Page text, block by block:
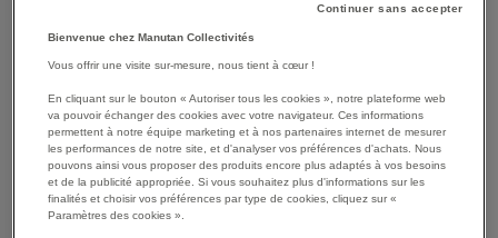
38,70 € TTC
AJOUTER
AUX
FAVORIS
VOIR
195,75 €
AJOUTER
AUX
VOIR
Continuer sans accepter
Bienvenue chez Manutan Collectivités
Vous offrir une visite sur-mesure, nous tient à cœur !
En cliquant sur le bouton « Autoriser tous les cookies », notre plateforme web
va pouvoir échanger des cookies avec votre navigateur. Ces informations
permettent à notre équipe marketing et à nos partenaires internet de mesurer
les performances de notre site, et d'analyser vos préférences d'achats. Nous
pouvons ainsi vous proposer des produits encore plus adaptés à vos besoins
et de la publicité appropriée. Si vous souhaitez plus d'informations sur les
finalités et choisir vos préférences par type de cookies, cliquez sur «
Paramètres des cookies ».